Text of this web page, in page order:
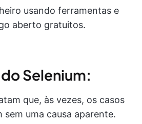
usando ferramentas e
aberto gratuitos.
Selenium:
que, às vezes, os casos
sem uma causa aparente.